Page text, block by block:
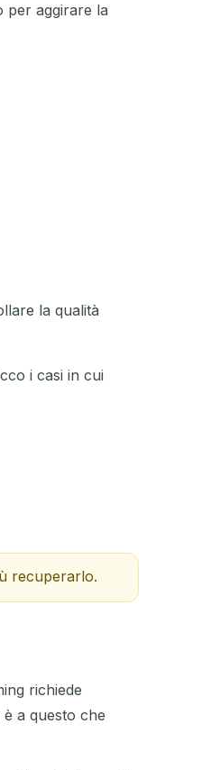
per aggirare la
la qualità
i casi in cui
recuperarlo.
richiede
a questo che